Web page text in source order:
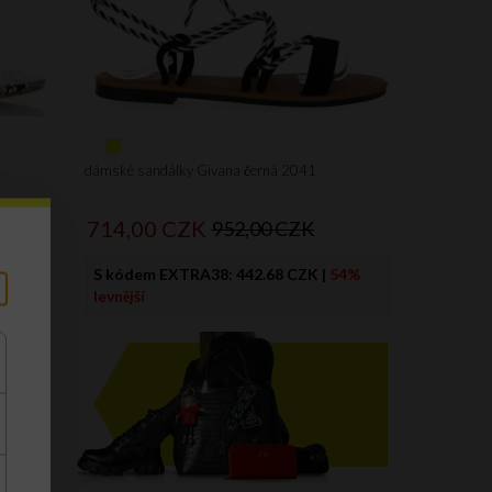
dámské sandálky Givana černá 2041
714, 00 CZK 952,00 CZK
S kódem EXTRA38: 442.68 CZK | 54%
levnější